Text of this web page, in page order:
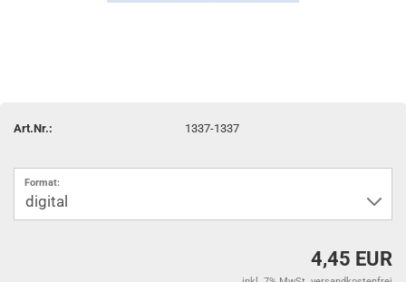
Art.Nr.: 1337-1337
Format:
4,45 EUR